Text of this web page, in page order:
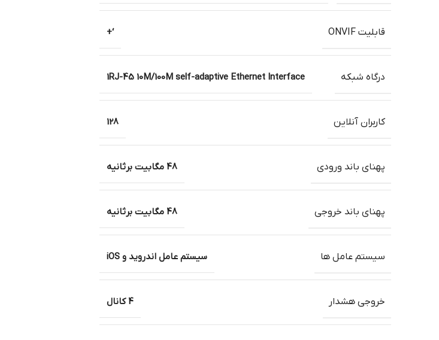
قابلیت ONVIF ‘+
درگاه شبکه 1RJ-45 10M/100M self-adaptive Ethernet Interface
کاربران آنلاین 128
پهنای باند ورودی 48 مگابیت برثانیه
پهنای باند خروجی 48 مگابیت برثانیه
سیستم عامل ها سیستم عامل اندروید و iOS
خروجی هشدار 4 کانال